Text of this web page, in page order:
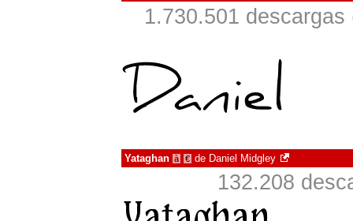
1.730.501 descargas
Yataghan à € de Daniel Midgley
132.208